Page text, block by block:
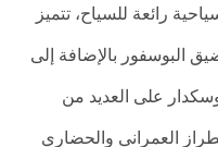
رائعة للسياح، تتميز
البوسفور بالإضافة إلى
على العديد من
العمراني والحضاري